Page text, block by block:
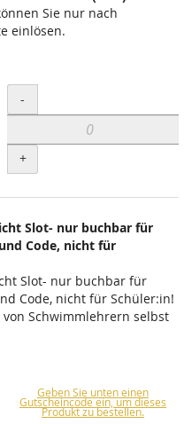
Sie nur nach
einlösen.
Menge
-
+
Slot- nur buchbar für
Code, nicht für
Slot- nur buchbar für
Code, nicht für Schüler:in!
Schwimmlehrern selbst
Geben Sie unten einen
Gutscheincode ein, um dieses
Produkt zu bestellen.